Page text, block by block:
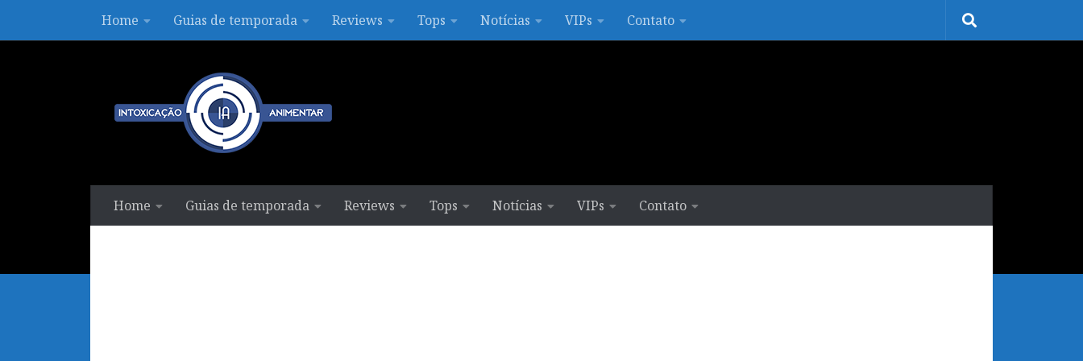
Skip to contentHome Guias de temporada Reviews Tops Notícias VIPs Contato
Home Guias de temporada Reviews Tops Notícias VIPs Contato